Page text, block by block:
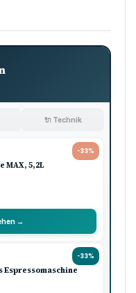
🔌 Technik
-33%
MAX, 5,2L
→
-33%
Espressomaschine